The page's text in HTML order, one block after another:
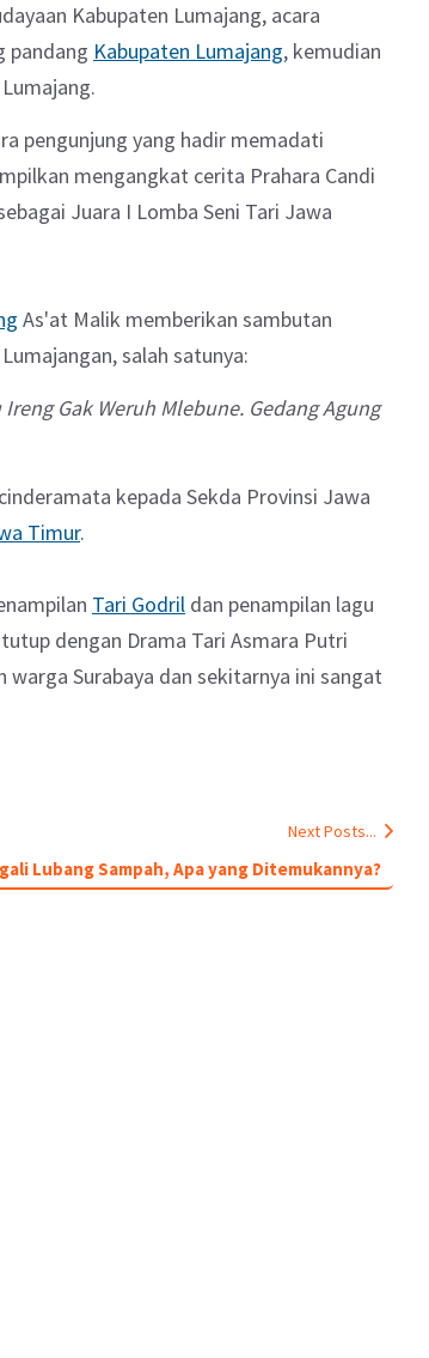
Kabupaten Lumajang, acara
pandang Kabupaten Lumajang, kemudian
pengunjung yang hadir memadati
mengangkat cerita Prahara Candi
Juara I Lomba Seni Tari Jawa
As'at Malik memberikan sambutan
salah satunya:
Gak Weruh Mlebune. Gedang Agung
kepada Sekda Provinsi Jawa
Timur.
Tari Godril dan penampilan lagu
dengan Drama Tari Asmara Putri
Surabaya dan sekitarnya ini sangat
Next Posts...
Lubang Sampah, Apa yang Ditemukannya?